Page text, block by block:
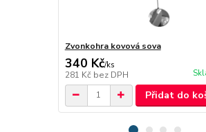
Zvonkohra kovová sova
340 Kč/ks
281 Kč bez DPH
Přidat do